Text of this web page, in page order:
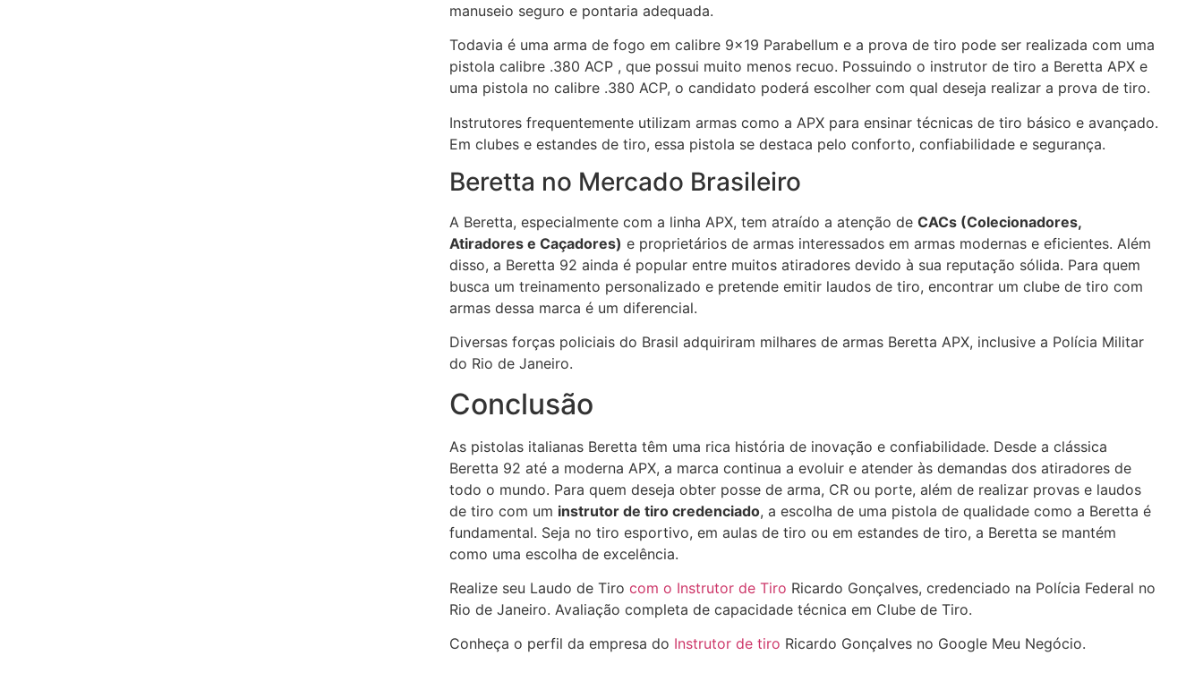
manuseio seguro e pontaria adequada.
Todavia é uma arma de fogo em calibre 9×19 Parabellum e a prova de tiro pode ser realizada com uma
pistola calibre .380 ACP , que possui muito menos recuo. Possuindo o instrutor de tiro a Beretta APX e
uma pistola no calibre .380 ACP, o candidato poderá escolher com qual deseja realizar a prova de tiro.
Instrutores frequentemente utilizam armas como a APX para ensinar técnicas de tiro básico e avançado.
Em clubes e estandes de tiro, essa pistola se destaca pelo conforto, confiabilidade e segurança.
Beretta no Mercado Brasileiro
A Beretta, especialmente com a linha APX, tem atraído a atenção de CACs (Colecionadores,
Atiradores e Caçadores) e proprietários de armas interessados em armas modernas e eficientes. Além
disso, a Beretta 92 ainda é popular entre muitos atiradores devido à sua reputação sólida. Para quem
busca um treinamento personalizado e pretende emitir laudos de tiro, encontrar um clube de tiro com
armas dessa marca é um diferencial.
Diversas forças policiais do Brasil adquiriram milhares de armas Beretta APX, inclusive a Polícia Militar
do Rio de Janeiro.
Conclusão
As pistolas italianas Beretta têm uma rica história de inovação e confiabilidade. Desde a clássica
Beretta 92 até a moderna APX, a marca continua a evoluir e atender às demandas dos atiradores de
todo o mundo. Para quem deseja obter posse de arma, CR ou porte, além de realizar provas e laudos
de tiro com um instrutor de tiro credenciado, a escolha de uma pistola de qualidade como a Beretta é
fundamental. Seja no tiro esportivo, em aulas de tiro ou em estandes de tiro, a Beretta se mantém
como uma escolha de excelência.
Realize seu Laudo de Tiro com o Instrutor de Tiro Ricardo Gonçalves, credenciado na Polícia Federal no
Rio de Janeiro. Avaliação completa de capacidade técnica em Clube de Tiro.
Conheça o perfil da empresa do Instrutor de tiro Ricardo Gonçalves no Google Meu Negócio.